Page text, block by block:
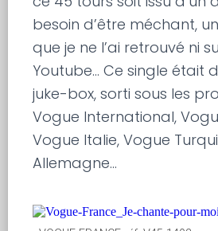
besoin d’être méchant,
que je ne l’ai retrouvé ni
Youtube… Ce single était
juke-box, sorti sous les
Vogue International,
Vogue Italie, Vogue
Allemagne…